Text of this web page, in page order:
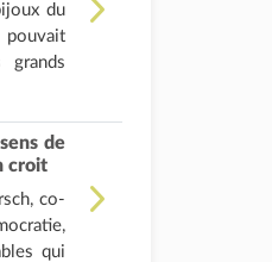
du
de
croit
co-
qui